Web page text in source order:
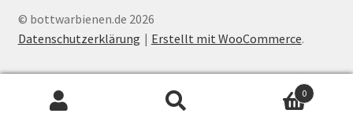
© bottwarbienen.de 2026
Datenschutzerklärung
Erstellt mit WooCommerce.
0